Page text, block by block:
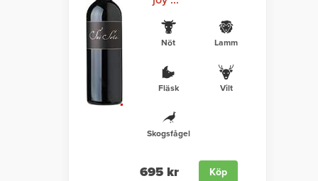
Nöt Lamm
Fläsk Vilt
Skogsfågel
695 kr Köp